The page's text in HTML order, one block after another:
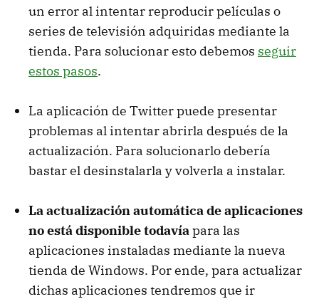
un error al intentar reproducir películas o
series de televisión adquiridas mediante la
tienda. Para solucionar esto debemos seguir
estos pasos.
La aplicación de Twitter puede presentar
problemas al intentar abrirla después de la
actualización. Para solucionarlo debería
bastar el desinstalarla y volverla a instalar.
La actualización automática de aplicaciones
no está disponible todavíapara las
aplicaciones instaladas mediante la nueva
tienda de Windows. Por ende, para actualizar
dichas aplicaciones tendremos que ir